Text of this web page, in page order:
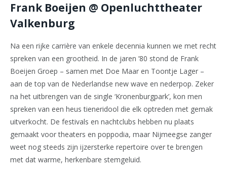
Frank Boeijen @ Openluchttheater
Valkenburg
Na een rijke carrière van enkele decennia kunnen we met recht
spreken van een grootheid. In de jaren ’80 stond de Frank
Boeijen Groep – samen met Doe Maar en Toontje Lager –
aan de top van de Nederlandse new wave en nederpop. Zeker
na het uitbrengen van de single ‘Kronenburgpark’, kon men
spreken van een heus tieneridool die elk optreden met gemak
uitverkocht. De festivals en nachtclubs hebben nu plaats
gemaakt voor theaters en poppodia, maar Nijmeegse zanger
weet nog steeds zijn ijzersterke repertoire over te brengen
met dat warme, herkenbare stemgeluid.